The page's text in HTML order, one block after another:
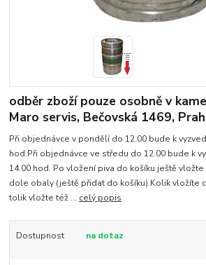
odběr zboží pouze osobně v
Maro servis, Bečovská 1469,
Při objednávce v pondělí do 12.00 bude k
hod.Při objednávce ve středu do 12.00 bude k
14.00 hod. Po vložení piva do košíku ještě
dole obaly (ještě přidat do košíku).Kolik vložíte
tolik vložte též ... celý popis
Dostupnost na dotaz